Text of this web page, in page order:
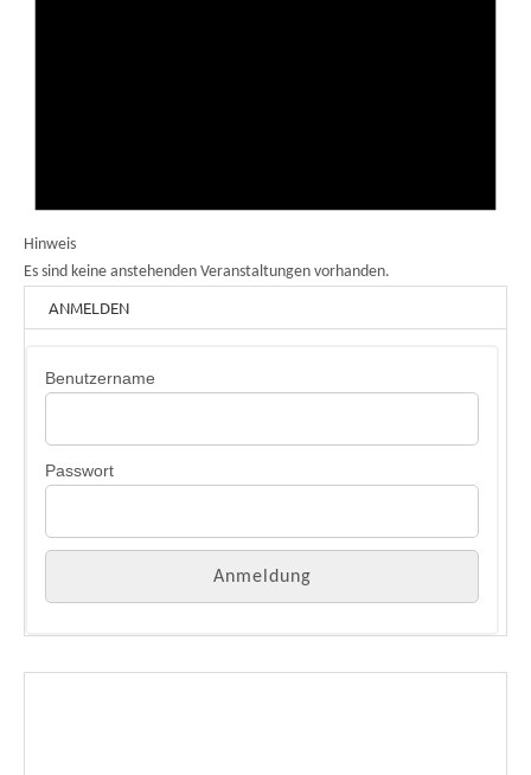
Hinweis
Es sind keine anstehenden Veranstaltungen vorhanden.
ANMELDEN
Benutzername
Passwort